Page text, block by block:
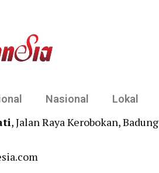
Nasional Lokal
, Jalan Raya Kerobokan, Badung